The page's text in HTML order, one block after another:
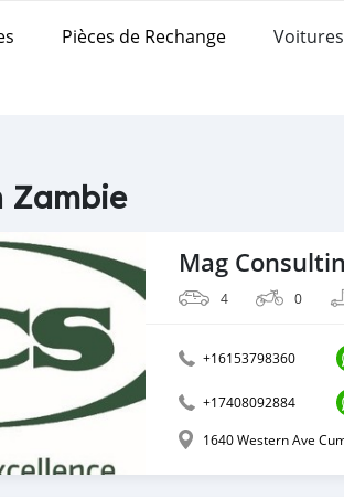
Pièces de Rechange
Zambie
4 0
+16153798360
+17408092884
1640 Western Ave